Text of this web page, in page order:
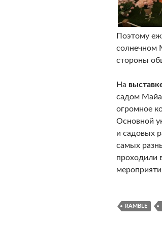
Поэтому
солнечном
стороны
На
садом
огромное
Основной
и садовых
самых
проходили
RAMBLE